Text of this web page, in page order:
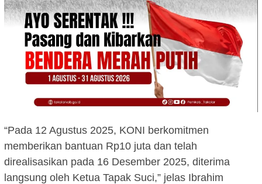
“Pada 12 Agustus 2025, KONI berkomitmen
memberikan bantuan Rp10 juta dan telah
direalisasikan pada 16 Desember 2025, diterima
langsung oleh Ketua Tapak Suci,” jelas Ibrahim